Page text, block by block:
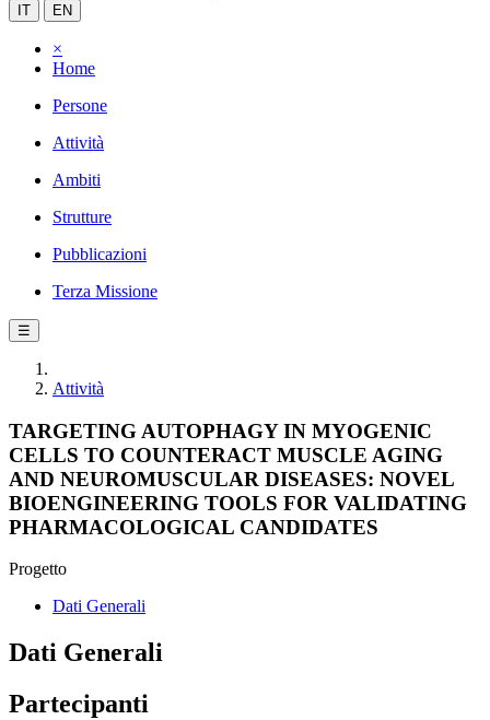
IT EN
×
Home
Persone
Attività
Ambiti
Strutture
Pubblicazioni
Terza Missione
☰
Attività
TARGETING AUTOPHAGY IN MYOGENIC
CELLS TO COUNTERACT MUSCLE AGING
AND NEUROMUSCULAR DISEASES: NOVEL
BIOENGINEERING TOOLS FOR VALIDATING
PHARMACOLOGICAL CANDIDATES
Progetto
Dati Generali
Dati Generali
Partecipanti